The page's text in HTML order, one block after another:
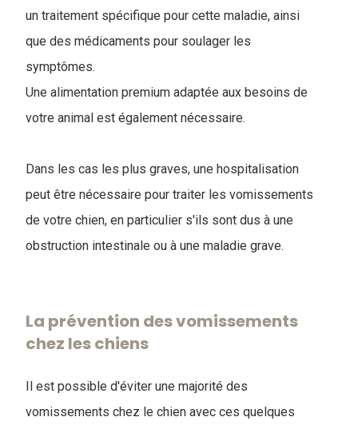
un traitement spécifique pour cette maladie, ainsi
que des médicaments pour soulager les
symptômes.
Une alimentation premium adaptée aux besoins de
votre animal est également nécessaire.
Dans les cas les plus graves, une hospitalisation
peut être nécessaire pour traiter les vomissements
de votre chien, en particulier s'ils sont dus à une
obstruction intestinale ou à une maladie grave.
La prévention des vomissements
chez les chiens
Il est possible d'éviter une majorité des
vomissements chez le chien avec ces quelques